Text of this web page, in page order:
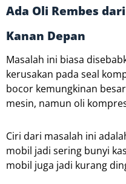
Ada Oli Rembes
Kanan Depan
Masalah ini biasa
kerusakan pada seal
bocor kemungkinan
mesin, namun oli
Ciri dari masalah ini
mobil jadi sering bunyi
mobil juga jadi kurang